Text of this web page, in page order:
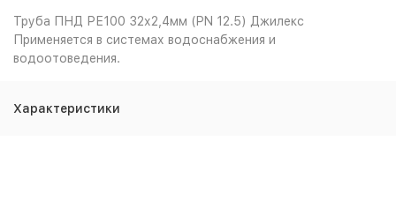
Труба ПНД РЕ100 32х2,4мм (PN 12.5) Джилекс
Применяется в системах водоснабжения и
водоотоведения.
Характеристики